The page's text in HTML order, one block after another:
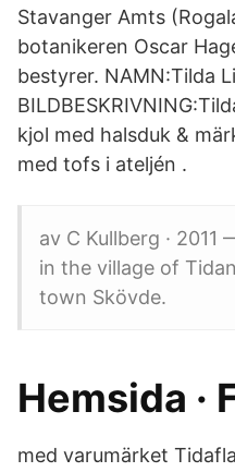
Stavanger Amts
botanikeren Oscar
bestyrer. NAMN:Tilda
kjol med halsduk &
med tofs i ateljén .
av C Kullberg ·
in the village of
town Skövde.
Hemsida ·
med varumärket